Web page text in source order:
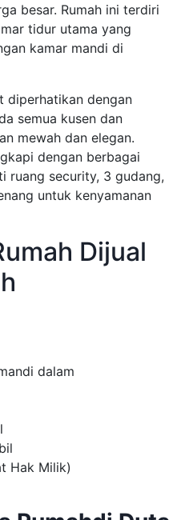
besar. Rumah ini terdiri
tidur utama yang
kamar mandi di
diperhatikan dengan
semua kusen dan
mewah dan elegan.
dengan berbagai
ruang security, 3 gudang,
untuk kenyamanan
Dijual
dalam
Hak Milik)